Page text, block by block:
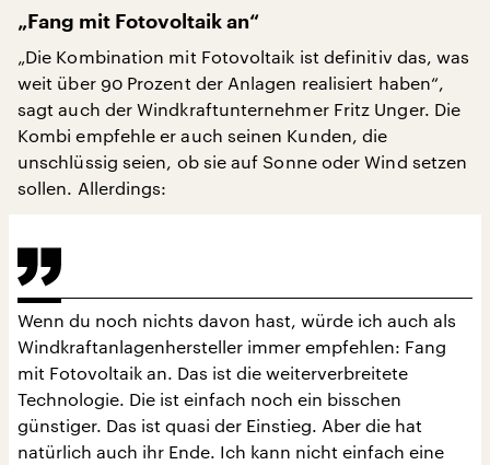
„Fang mit Fotovoltaik an“
„Die Kombination mit Fotovoltaik ist definitiv das, was
weit über 90 Prozent der Anlagen realisiert haben“,
sagt auch der Windkraftunternehmer Fritz Unger. Die
Kombi empfehle er auch seinen Kunden, die
unschlüssig seien, ob sie auf Sonne oder Wind setzen
sollen. Allerdings:
Wenn du noch nichts davon hast, würde ich auch als
Windkraftanlagenhersteller immer empfehlen: Fang
mit Fotovoltaik an. Das ist die weiterverbreitete
Technologie. Die ist einfach noch ein bisschen
günstiger. Das ist quasi der Einstieg. Aber die hat
natürlich auch ihr Ende. Ich kann nicht einfach eine